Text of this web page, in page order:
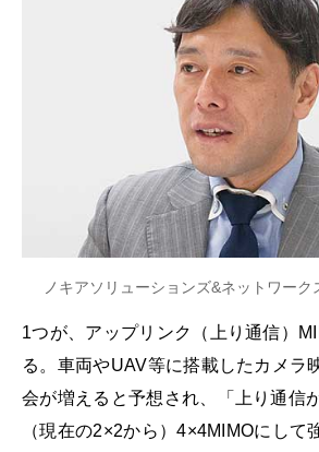
ノキアソリューションズ&ネットワー
1つが、アップリンク（上り通信）
る。車両やUAV等に搭載したカメラ
会が増えると予想され、「上り通信
（現在の2×2から）4×4MIMOにして